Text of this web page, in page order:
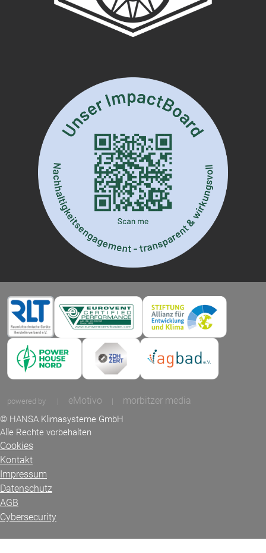
powered by | eMotivo | morbitzer media
© HANSA Klimasysteme GmbH
Alle Rechte vorbehalten
Cookies
Kontakt
Impressum
Datenschutz
AGB
Cybersecurity